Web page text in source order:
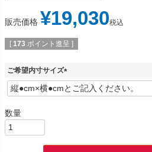
販売価格 ¥19,030税込
[ 173 ポイント進呈 ]
ご希望内寸サイズ
(
必